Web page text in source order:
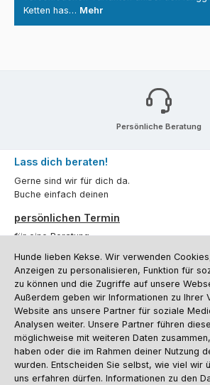
Ketten has… Mehr
Persönliche Beratung
Lass dich beraten!
Gerne sind wir für dich da.
Buche einfach deinen
persönlichen Termin
für eine Beratung.
Oder über unserKontaktformular.
Vertrag widerrufen
Kundenservice
Informationen
Hunde lieben Kekse. Wir verwenden
Anzeigen zu personalisieren, Funktion für
zu können und die Zugriffe auf unsere
Außerdem geben wir Informationen zu Ihrer
Website ans unsere Partner für soziale
Analysen weiter. Unsere Partner führen
möglichweise mit weiteren Daten
haben oder die im Rahmen deiner Nutzung
wurden. Entscheiden Sie selbst, wie viel wir
uns erfahren dürfen. Informationen zu den